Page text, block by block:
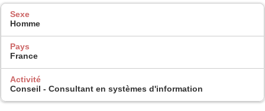
Sexe
Homme
Pays
France
Activité
Conseil - Consultant en systèmes d'information